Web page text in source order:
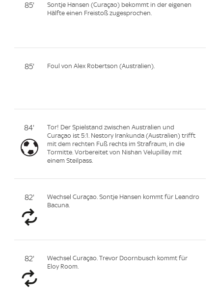
85'
Sontje Hansen (Curaçao) bekommt in der eigenen
Hälfte einen Freistoß zugesprochen.
85' Foul von Alex Robertson (Australien).
84'
Tor! Der Spielstand zwischen Australien und
Curaçao ist 5:1. Nestory Irankunda (Australien) trifft
mit dem rechten Fuß rechts im Strafraum, in die
Tormitte. Vorbereitet von Nishan Velupillay mit
einem Steilpass.
82'
Wechsel Curaçao. Sontje Hansen kommt für Leandro
Bacuna.
82'
Wechsel Curaçao. Trevor Doornbusch kommt für
Eloy Room.